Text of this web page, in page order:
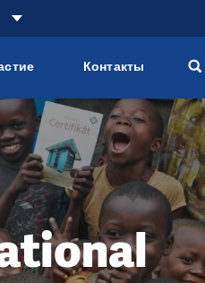
Контакты